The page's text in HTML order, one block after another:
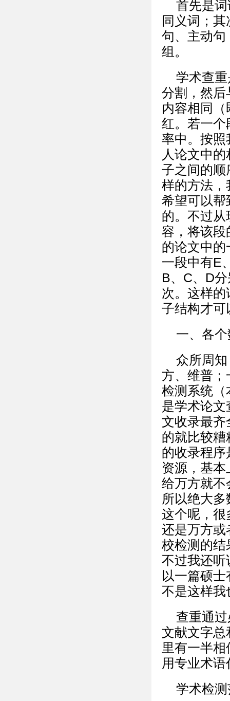
首先是
同义词；
句、主动句
组。
学术查
分割，然后
内容相同
红。若一个
率中。按照
人论文中
子之间的顺
样的方法，
希望可以帮
的。不过
容，将该段
的论文中
一段中有E
B、C、D
次。这样
子结构才可
一、各
众所周
方、维普；
检测系统（
是学术论
文收录最齐
的就比较
的收录程
资源，基
给万方就不
所以绝大
这个呢，很
还是万方或
校检测的结
不过我还听
以一篇硕
不是这样我
查重通
文献文字总
里有一半
用专业术
学术检